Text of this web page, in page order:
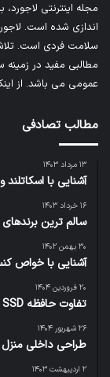
مجله اینترنتی
اندازی شده است.
سلامت فردی است.
مطالبی مفید در
عمومی می باشد. از
مطالب تصادفی
۱۳ مرداد ۱۴۰۳
آشنایی با
۱۶ خرداد ۱۴۰۳
سالم ‌ترین برندهای
۳۰ بهمن ۱۴۰۲
آشنایی با خواص
۲۰ فروردین ۱۴۰۴
تفاوت حافظه SSD و HDD چیست؟
۲۶ شهریور ۱۴۰۴
طراحی داخلی
۲ اردیبهشت ۱۴۰۳